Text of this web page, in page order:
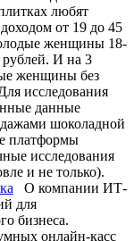
любят
от 19 до 45
женщины 18-
рублей. И на 3
женщины без
исследования
данные
шоколадной
платформы
исследования
и не только).
О компании ИТ-
для
бизнеса.
онлайн-касс